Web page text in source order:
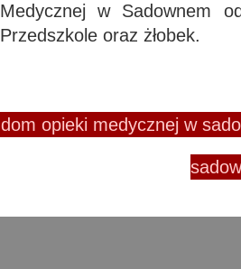
Medycznej w Sadownem
Przedszkole oraz
dom opieki medycznej w